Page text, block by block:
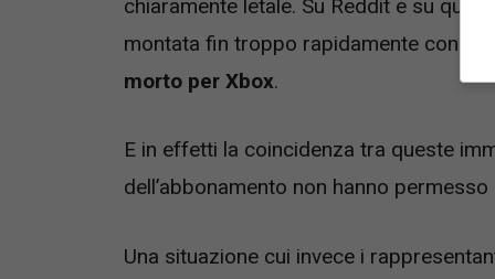
chiaramente letale. Su Reddit e su
montata fin troppo rapidamente con
morto per Xbox.
E in effetti la coincidenza tra queste
dell’abbonamento non hanno permesso
Una situazione cui invece i